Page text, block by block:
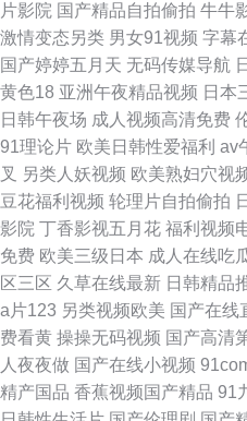
片影院 国产精品自拍偷拍 牛牛
激情变态另类 男女91视频 字幕
国产婷婷五月天 无码传媒导航
黄色18 亚洲午夜精品视频 日本
日韩午夜场 成人视频高清免费
91理论片 欧美日韩性爱福利 av
叉 另类人妖视频 欧美熟妇穴视
豆花福利视频 轮理片自拍偷拍
影院 丁香影视五月花 福利视频
免费 欧美三级日本 成人在线吃
区三区 久草在线最新 日韩精品
a片123 另类视频欧美 国产在线
费看黄 操操无码视频 国产高清
人夜夜做 国产在线小视频
精产国品 香蕉视频国产精品 91